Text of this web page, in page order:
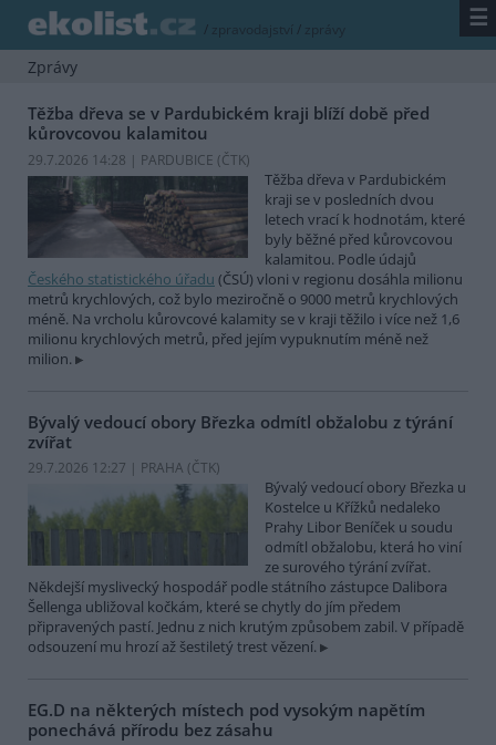
/ zpravodajství / zprávy ☰
Zprávy
Těžba dřeva se v Pardubickém kraji blíží době před
kůrovcovou kalamitou
29.7.2026 14:28 | PARDUBICE (ČTK)
Těžba dřeva v Pardubickém
kraji se v posledních dvou
letech vrací k hodnotám, které
byly běžné před kůrovcovou
kalamitou. Podle údajů
Českého statistického úřadu (ČSÚ) vloni v regionu dosáhla milionu
metrů krychlových, což bylo meziročně o 9000 metrů krychlových
méně. Na vrcholu kůrovcové kalamity se v kraji těžilo i více než 1,6
milionu krychlových metrů, před jejím vypuknutím méně než
milion.
Bývalý vedoucí obory Březka odmítl obžalobu z týrání
zvířat
29.7.2026 12:27 | PRAHA (ČTK)
Bývalý vedoucí obory Březka u
Kostelce u Křížků nedaleko
Prahy Libor Beníček u soudu
odmítl obžalobu, která ho viní
ze surového týrání zvířat.
Někdejší myslivecký hospodář podle státního zástupce Dalibora
Šellenga ubližoval kočkám, které se chytly do jím předem
připravených pastí. Jednu z nich krutým způsobem zabil. V případě
odsouzení mu hrozí až šestiletý trest vězení.
EG.D na některých místech pod vysokým napětím
ponechává přírodu bez zásahu